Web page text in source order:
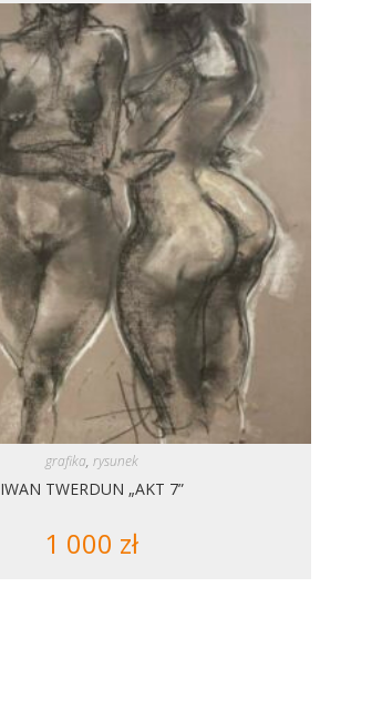
grafika, rysunek
IWAN TWERDUN „AKT 7”
1 000 zł